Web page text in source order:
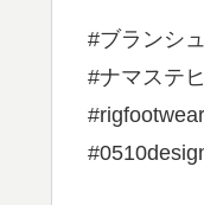
#ブランシ
#ナマステ